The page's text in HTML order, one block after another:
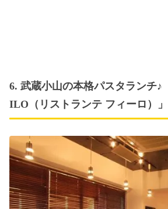
6. 武蔵小山の本格パスタランチ♪
ILO（リストランテ フィーロ）」